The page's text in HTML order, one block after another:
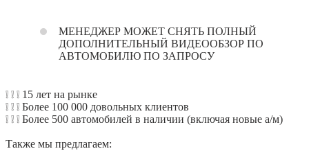
МЕНЕДЖЕР МОЖЕТ СНЯТЬ ПОЛНЫЙ
ДОПОЛНИТЕЛЬНЫЙ ВИДЕООБЗОР ПО
АВТОМОБИЛЮ ПО ЗАПРОСУ
❕ ❕ ❕ 15 лет на рынке
❕ ❕ ❕ Более 100 000 довольных клиентов
❕ ❕ ❕ Более 500 автомобилей в наличии (включая новые а/м)
Также мы предлагаем: